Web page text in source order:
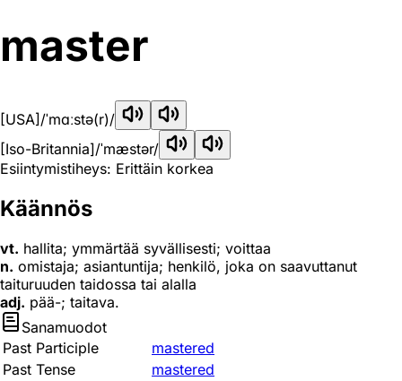
master
[USA] /ˈmɑːstə(r)/
[Iso-Britannia]/ˈmæstər/
Esiintymistiheys: Erittäin korkea
Käännös
vt. hallita; ymmärtää syvällisesti; voittaa
n. omistaja; asiantuntija; henkilö, joka on saavuttanut
taituruuden taidossa tai alalla
adj. pää-; taitava.
Sanamuodot
Past Participle
mastered
Past Tense
mastered